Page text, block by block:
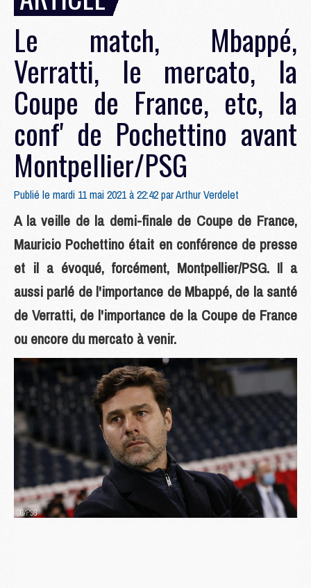
Le match, Mbappé,
Verratti, le mercato, la
Coupe de France, etc, la
conf' de Pochettino avant
Montpellier/PSG
Publié le mardi 11 mai 2021 à 22:42 parArthur Verdelet
A la veille de la demi-finale de Coupe de France,
Mauricio Pochettino était en conférence de presse
et il a évoqué, forcément, Montpellier/PSG. Il a
aussi parlé de l'importance de Mbappé, de la santé
de Verratti, de l'importance de la Coupe de France
ou encore du mercato à venir.